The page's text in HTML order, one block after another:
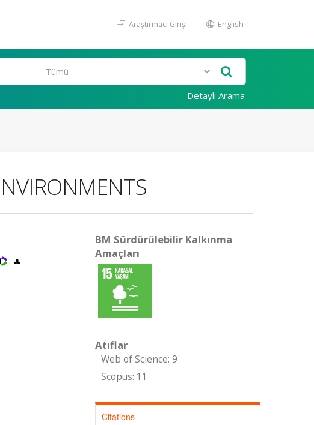
Araştırmacı Girişi English
Detaylı Arama
BM Sürdürülebilir Kalkınma
Amaçları
Atıflar
Web of Science: 9
Scopus: 11
Citations